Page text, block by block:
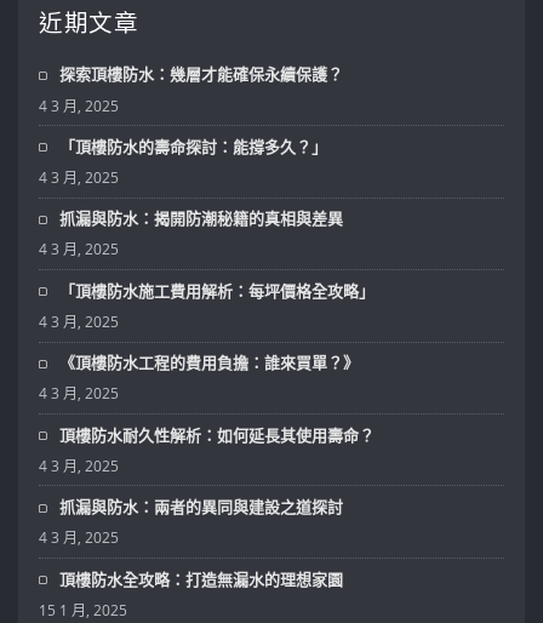
近期文章
探索頂樓防水：幾層才能確保永續保護？
4 3 月, 2025
「頂樓防水的壽命探討：能撐多久？」
4 3 月, 2025
抓漏與防水：揭開防潮秘籍的真相與差異
4 3 月, 2025
「頂樓防水施工費用解析：每坪價格全攻略」
4 3 月, 2025
《頂樓防水工程的費用負擔：誰來買單？》
4 3 月, 2025
頂樓防水耐久性解析：如何延長其使用壽命？
4 3 月, 2025
抓漏與防水：兩者的異同與建設之道探討
4 3 月, 2025
頂樓防水全攻略：打造無漏水的理想家園
15 1 月, 2025